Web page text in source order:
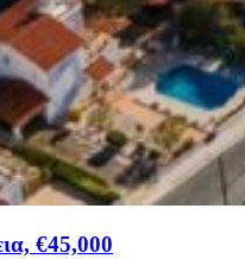
€45,000